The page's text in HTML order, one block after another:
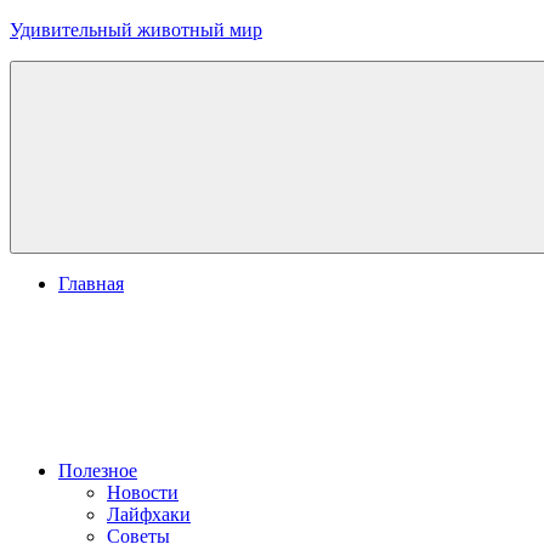
Перейти
Удивительный животный мир
Главная
Полезное
Новости
Лайфхаки
Советы